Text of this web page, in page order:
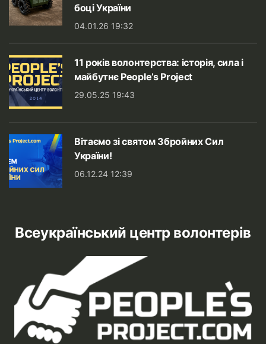
боці України
04.01.26 19:32
11 років волонтерства: історія, сила і
майбутнє People’s Project
29.05.25 19:43
Вітаємо зі святом Збройних Сил
України!
06.12.24 12:39
Всеукраїнський центр волонтерів